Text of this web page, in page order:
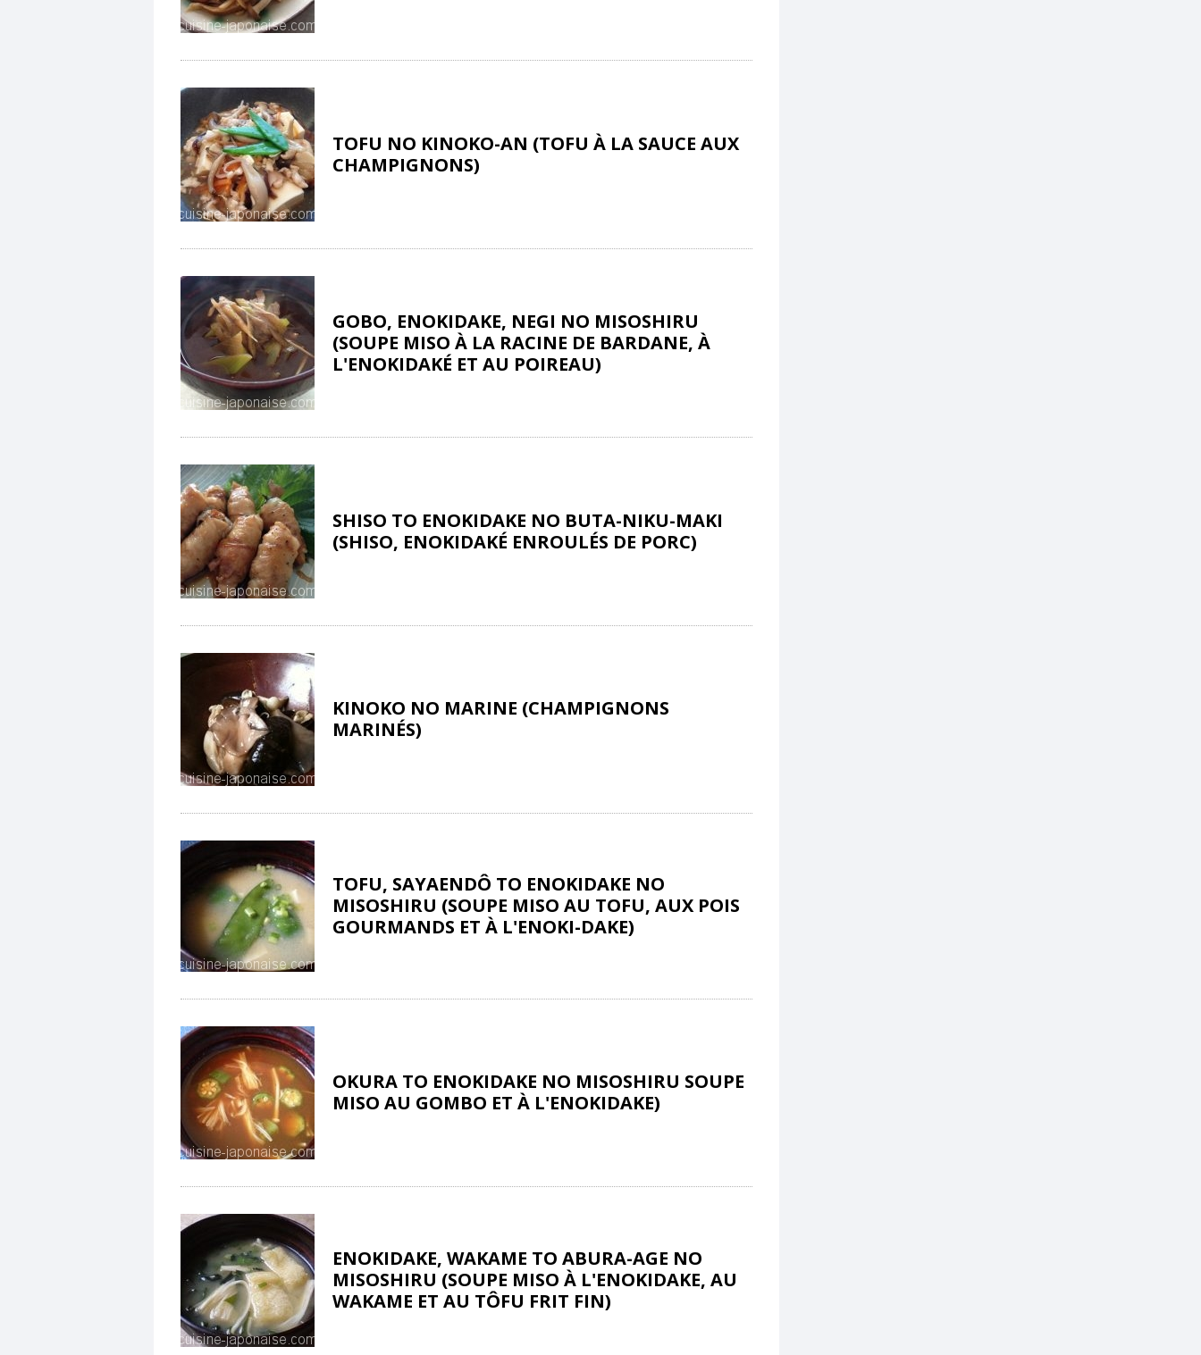
TOFU NO KINOKO-AN (TOFU À LA SAUCE AUX
CHAMPIGNONS)
GOBO, ENOKIDAKE, NEGI NO MISOSHIRU
(SOUPE MISO À LA RACINE DE BARDANE, À
L'ENOKIDAKÉ ET AU POIREAU)
SHISO TO ENOKIDAKE NO BUTA-NIKU-MAKI
(SHISO, ENOKIDAKÉ ENROULÉS DE PORC)
KINOKO NO MARINE (CHAMPIGNONS
MARINÉS)
TOFU, SAYAENDÔ TO ENOKIDAKE NO
MISOSHIRU (SOUPE MISO AU TOFU, AUX POIS
GOURMANDS ET À L'ENOKI-DAKE)
OKURA TO ENOKIDAKE NO MISOSHIRU SOUPE
MISO AU GOMBO ET À L'ENOKIDAKE)
ENOKIDAKE, WAKAME TO ABURA-AGE NO
MISOSHIRU (SOUPE MISO À L'ENOKIDAKE, AU
WAKAME ET AU TÔFU FRIT FIN)